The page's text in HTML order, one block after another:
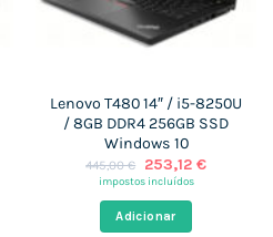
Lenovo T480 14″ / i5-8250U
/ 8GB DDR4 256GB SSD
Windows 10
445,00€
O
preço
era:
445,00 €.
253,12 €O
impostos incluídos
Adicionar